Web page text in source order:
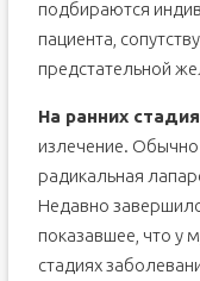
подбираются
пациента,
предстательной
На ранних
излечение. Обычно
радикальная
Недавно
показавшее, что у
стадиях